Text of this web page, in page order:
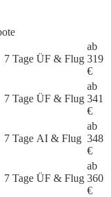
7 Tage ÜF & Flug
ab
319
€
7 Tage ÜF & Flug
ab
341
€
7 Tage AI & Flug
ab
348
€
7 Tage ÜF & Flug
ab
360
€